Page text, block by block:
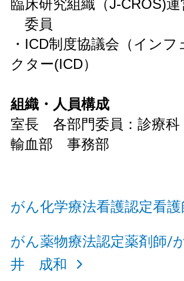
臨床研究組織（J-CROS)運
委員
・ICD制度協議会（イン
クター(ICD）
組織・人員構成
室長 各部門委員：診
輸血部 事務部
がん化学療法看護認定看
がん薬物療法認定薬剤師/
井 成和